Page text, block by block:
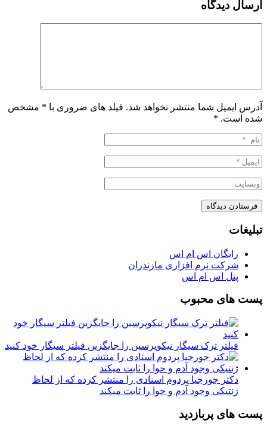
ارسال دیدگاه
آدرس ایمیل شما منتشر نخواهد شد. فیلد های ضروری با * مشخص
شده است. *
تبلیغات
رایگان اس ام اس
شرکت نرم افزاری مازندران
پنل اس ام اس
پست های محبوب
فیلتر ترک سیگار نیکوپرسین را جایگزین فیلتر سیگار خود کنید
دکتر جورجیا پردوم اسنادی را منتشر کرده که از لحاظ
ژنتیکی وجود آدم و حوا را ثابت میکند
پست های پربازدید